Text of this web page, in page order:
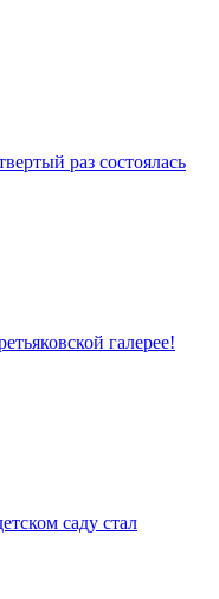
раз состоялась
галерее!
саду стал